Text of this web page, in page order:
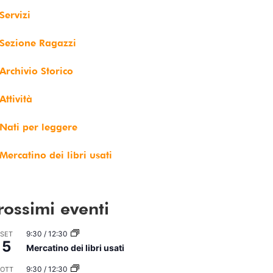
Ragazzi
Storico
per leggere
dei libri usati
eventi
SET
5
9:30 / 12:30
Mercatino dei libri usati
OTT 9:30 / 12:30